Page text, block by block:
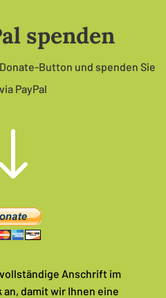
spenden
Button und spenden Sie
PayPal
Anschrift im
damit wir Ihnen eine